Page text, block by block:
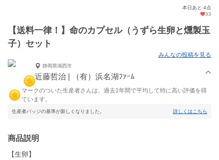
本日あと 4点
33
【送料一律！】命のカプセル（うずら生卵と燻製玉
子）セット
みんなの投稿を見る
静岡県湖西市
近藤哲治 | （有）浜名湖ﾌｧｰﾑ
マークのついた生産者さんは、過去1年間で平均して特に高い評価を得
ています。
生産者バッジの基準が新しくなりました。 詳しくはこちら
商品説明
【生卵】